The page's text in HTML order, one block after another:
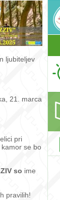
ljubiteljev
21. marca
pri
se bo
so ime
pravilih!